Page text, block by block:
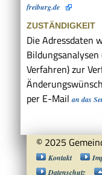
freiburg.de
ZUSTÄNDIGKEIT
Die Adressdaten
Verfahren) zur
per E-Mailan das
© 2025
Kontakt
Datenschutz